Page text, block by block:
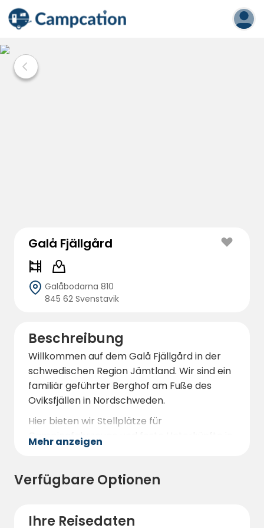
Galå Fjällgård
Galåbodarna 810
845 62 Svenstavik
Beschreibung
Willkommen auf dem Galå Fjällgård in der
schwedischen Region Jämtland. Wir sind ein
familiär geführter Berghof am Fuße des
Oviksfjällen in Nordschweden.
Hier bieten wir Stellplätze für
Campingfahrzeuge und feste Unterkünfte in
Ferienhäusern an. In einzigartiger
charmante Blockhäuser mit Vollausstattung
Mehr anzeigen
Verfügbare Optionen
Ihre Reisedaten